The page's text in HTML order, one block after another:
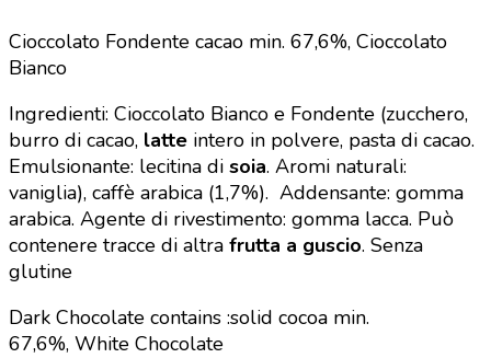
Cioccolato Fondente cacao min. 67,6%, Cioccolato
Bianco
Ingredienti: Cioccolato Bianco e Fondente (zucchero,
burro di cacao, latte intero in polvere, pasta di cacao.
Emulsionante: lecitina di soia. Aromi naturali:
vaniglia), caffè arabica (1,7%). Addensante: gomma
arabica. Agente di rivestimento: gomma lacca. Può
contenere tracce di altra frutta a guscio. Senza
glutine
Dark Chocolate contains :solid cocoa min.
67,6%, White Chocolate